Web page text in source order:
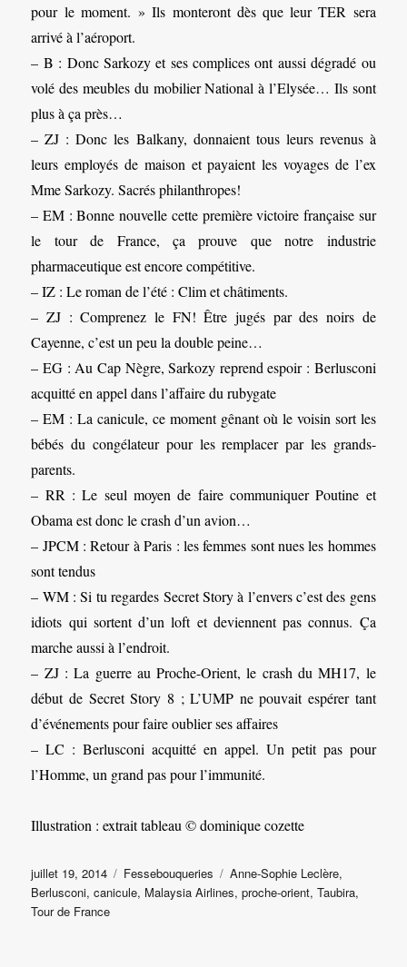
pour le moment. » Ils monteront dès que leur TER sera
arrivé à l’aéroport.
– B : Donc Sarkozy et ses complices ont aussi dégradé ou
volé des meubles du mobilier National à l’Elysée… Ils sont
plus à ça près…
– ZJ : Donc les Balkany, donnaient tous leurs revenus à
leurs employés de maison et payaient les voyages de l’ex
Mme Sarkozy. Sacrés philanthropes!
– EM : Bonne nouvelle cette première victoire française sur
le tour de France, ça prouve que notre industrie
pharmaceutique est encore compétitive.
– IZ : Le roman de l’été : Clim et châtiments.
– ZJ : Comprenez le FN! Être jugés par des noirs de
Cayenne, c’est un peu la double peine…
– EG : Au Cap Nègre, Sarkozy reprend espoir : Berlusconi
acquitté en appel dans l’affaire du rubygate
– EM : La canicule, ce moment gênant où le voisin sort les
bébés du congélateur pour les remplacer par les grands-
parents.
– RR : Le seul moyen de faire communiquer Poutine et
Obama est donc le crash d’un avion…
– JPCM : Retour à Paris : les femmes sont nues les hommes
sont tendus
– WM : Si tu regardes Secret Story à l’envers c’est des gens
idiots qui sortent d’un loft et deviennent pas connus. Ça
marche aussi à l’endroit.
– ZJ : La guerre au Proche-Orient, le crash du MH17, le
début de Secret Story 8 ; L’UMP ne pouvait espérer tant
d’événements pour faire oublier ses affaires
– LC : Berlusconi acquitté en appel. Un petit pas pour
l’Homme, un grand pas pour l’immunité.
Illustration : extrait tableau © dominique cozette
Publié
le
juillet 19, 2014 Catégories
Fessebouqueries Étiquettes
Anne-Sophie Leclère,
Berlusconi,canicule, Malaysia Airlines,proche-orient,Taubira,
Tour de France